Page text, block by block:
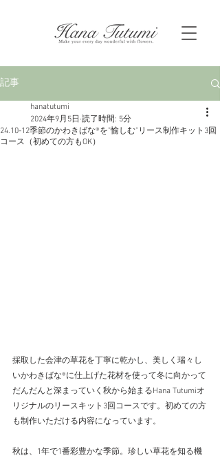
記事
24.10-12季節のかわきばな®を”愉しむ”リース制作キット3回
コース（初めての方もOK）
hanatutumi
2024年9月5日 読了時間: 5分
採取した会津の草花を丁寧に乾かし、美しく瑞々し
いかわきばな®に仕上げた花材を使って冬に向かって
だんだんと深まっていく秋から始まるHana Tutumiオ
リジナルのリースキット3回コースです。初めての方
も制作いただける内容になっています。
秋は、1年で1番彩豊かな季節。珍しい草花を知る機